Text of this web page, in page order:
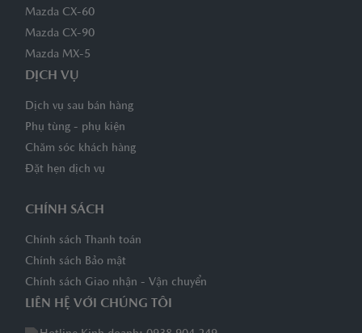
Mazda CX-60
Mazda CX-90
Mazda MX-5
DỊCH VỤ
Dịch vụ sau bán hàng
Phụ tùng - phụ kiện
Chăm sóc khách hàng
Đặt hẹn dịch vụ
CHÍNH SÁCH
Chính sách Thanh toán
Chính sách Bảo mật
Chính sách Giao nhận - Vận chuyển
LIÊN HỆ VỚI CHÚNG TÔI